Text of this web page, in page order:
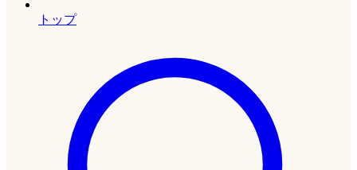
トップ